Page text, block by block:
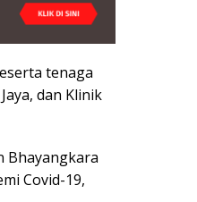
tenaga
dan Klinik
Bhayangkara
Covid-19,